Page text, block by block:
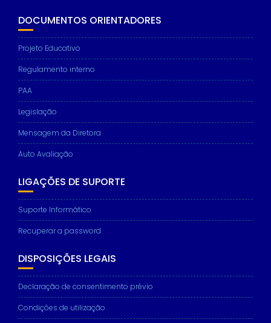
DOCUMENTOS ORIENTADORES
Projeto Educativo
Regulamento interno
PAA
Legislação
Mensagem da Diretora
Auto Avaliação
LIGAÇÕES DE SUPORTE
Suporte Informático
Recuperar a password
DISPOSIÇÕES LEGAIS
Declaração de consentimento prévio
Condições de utilização